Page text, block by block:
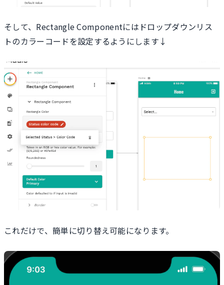
そして、Rectangle Componentにはドロップダウンリス
トのカラーコードを設定するようにします↓
これだけで、簡単に切り替え可能になります。